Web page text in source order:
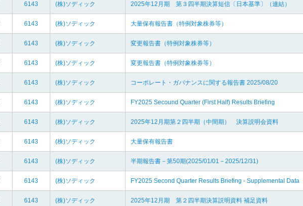
6143 (株)ソディック 2025年12月期 第３四半期決算短信〔日本基準〕（連結）
6143 (株)ソディック 大量保有報告書（特例対象株券等）
6143 (株)ソディック 変更報告書（特例対象株券等）
6143 (株)ソディック 変更報告書（特例対象株券等）
6143 (株)ソディック コーポレート・ガバナンスに関する報告書 2025/08/20
6143 (株)ソディック FY2025 Secound Quarter (First Half) Results Briefing
6143 (株)ソディック 2025年12月期第２四半期（中間期） 決算説明会資料
6143 (株)ソディック 大量保有報告書
6143 (株)ソディック 半期報告書－第50期(2025/01/01－2025/12/31)
6143 (株)ソディック FY2025 Second Quarter Results Briefing - Supplemental Data
6143 (株)ソディック 2025年12月期 第２四半期決算説明資料 補足資料